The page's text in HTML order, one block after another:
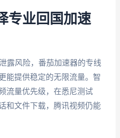
专业回国加速
露风险，番茄加速器的专线
能提供稳定的无限流量。智
流量优先级，在悉尼测试
和文件下载，腾讯视频仍能